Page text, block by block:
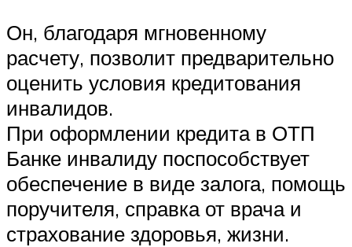
Он, благодаря мгновенному
расчету, позволит предварительно
оценить условия кредитования
инвалидов.
При оформлении кредита в ОТП
Банке инвалиду поспособствует
обеспечение в виде залога, помощь
поручителя, справка от врача и
страхование здоровья, жизни.